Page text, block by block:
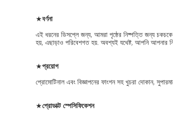
★বর্ণনা
এই ধরনের ডিসপ্লে জন্য, আমরা পৃষ্ঠের নিষ্পত্তি জন্য
হয়, এছাড়াও পরিবেশগত হয়. অবশ্যই যথেষ্ট, আপনি আপনার
★প্রয়োগ
প্রোমোটিনাল এবং বিজ্ঞাপনের ফাংশন সহ খুচরা দোকান,
★প্রোডাক্ট স্পেসিফিকেশন